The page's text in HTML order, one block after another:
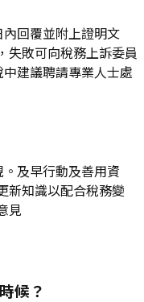
回覆並附上證明文
失敗可向稅務上訴委員
建議聘請專業人士處
及早行動及善用資
新知識以配合稅務變
見
候？